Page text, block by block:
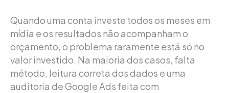
Quando uma conta investe todos os meses em
mídia e os resultados não acompanham o
orçamento, o problema raramente está só no
valor investido. Na maioria dos casos, falta
método, leitura correta dos dados e uma
auditoria de Google Ads feita com